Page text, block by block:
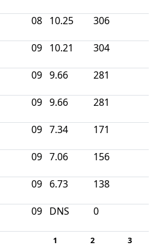
08 10.25 306
09 10.21 304
09 9.66 281
09 9.66 281
09 7.34 171
09 7.06 156
09 6.73 138
09 DNS 0
1 2 3